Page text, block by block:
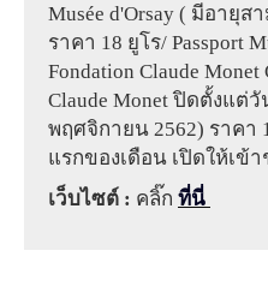
Musée d'Orsay ( มีอายุ
ราคา 18 ยูโร/ Passport
Fondation Claude
Claude Monet ปิดตั้งแต่
พฤศจิกายน 2562) ราคา
แรกของเดือน เปิดให้เข้
เว็บไซต์ : คลิ๊ก ที่นี่